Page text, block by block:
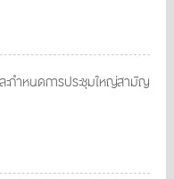
ะกำหนดการประชุมใหญ่สามัญ